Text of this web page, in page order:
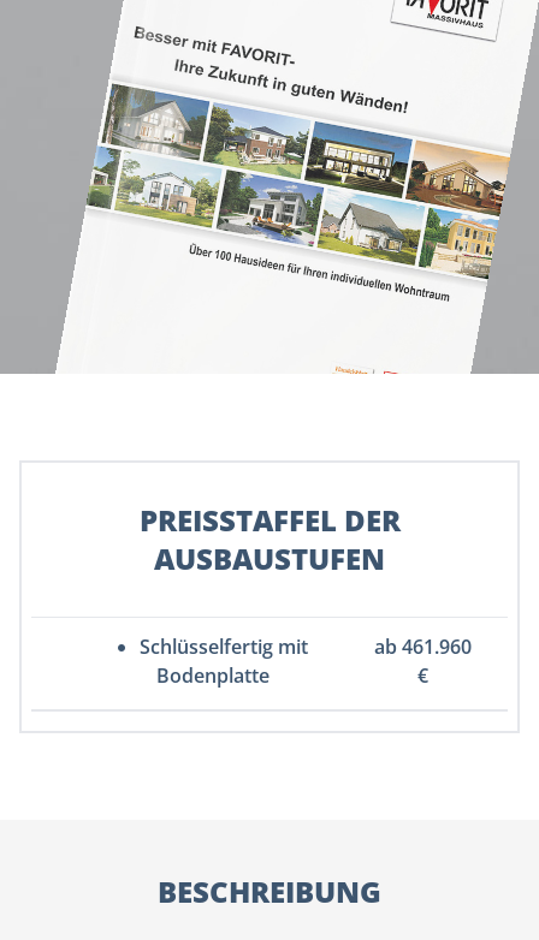
PREISSTAFFEL DER
AUSBAUSTUFEN
Schlüsselfertig mit
Bodenplatte
ab 461.960
€
BESCHREIBUNG